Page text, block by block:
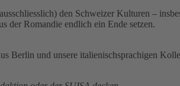
den Schweizer Kulturen –
der Romandie endlich ein Ende setzen.
Berlin und unsere italienischsprachigen